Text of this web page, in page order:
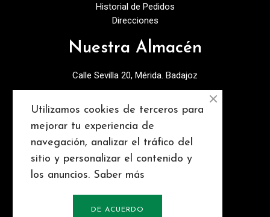
Historial de Pedidos
Direcciones
Nuestra Almacén
Calle Sevilla 20, Mérida. Badajoz
info@discopebell.com
Consejos y contenidos
Utilizamos cookies de terceros para
mejorar tu experiencia de
navegación, analizar el tráfico del
sitio y personalizar el contenido y
los anuncios. Saber más
DE ACUERDO